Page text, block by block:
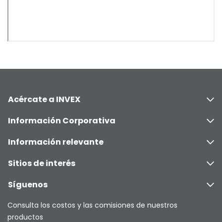
Acércate a INVEX
Información Corporativa
Información relevante
Sitios de interés
Síguenos
Consulta los costos y las comisiones de nuestros
productos